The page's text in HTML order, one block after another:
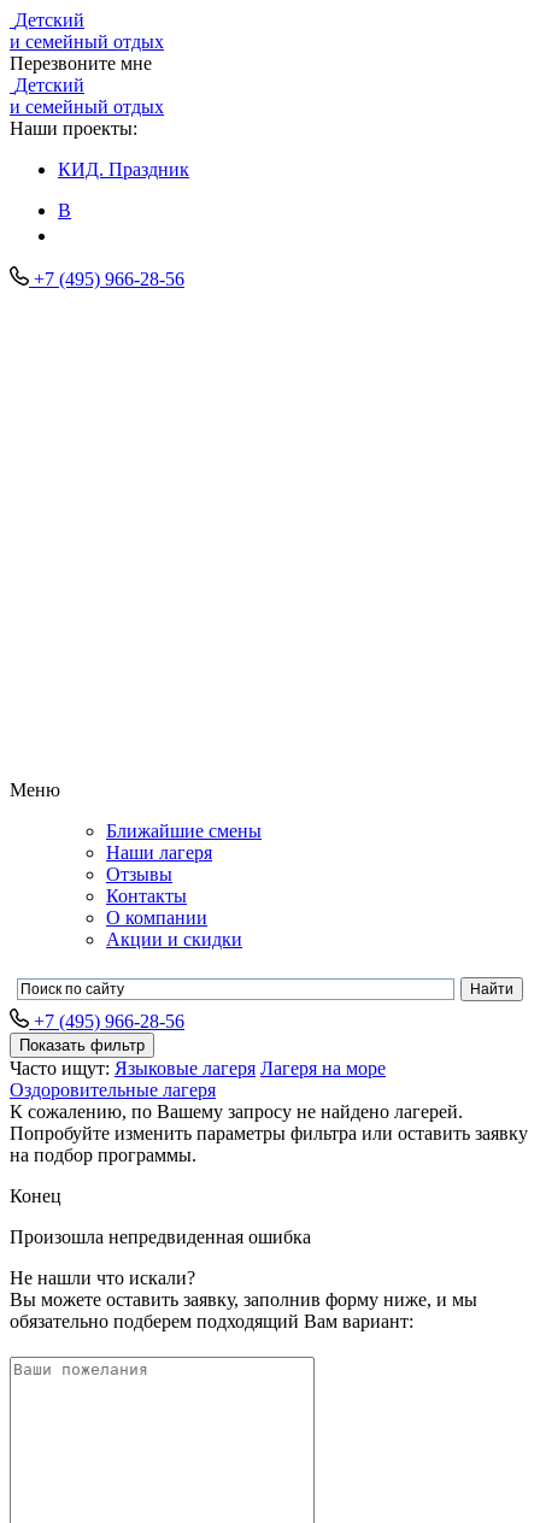
Детский
и семейный отдых
Перезвоните мне
Детский
и семейный отдых
Наши проекты:
КИД. Праздник
В
+7 (495) 966-28-56
Меню
Ближайшие смены
Наши лагеря
Отзывы
Контакты
О компании
Акции и скидки
+7 (495) 966-28-56
Показать фильтр
Часто ищут: Языковые лагеря Лагеря на море
Оздоровительные лагеря
К сожалению, по Вашему запросу не найдено лагерей.
Попробуйте изменить параметры фильтра или оставить заявку
на подбор программы.
Конец
Произошла непредвиденная ошибка
Не нашли что искали?
Вы можете оставить заявку, заполнив форму ниже, и мы
обязательно подберем подходящий Вам вариант: